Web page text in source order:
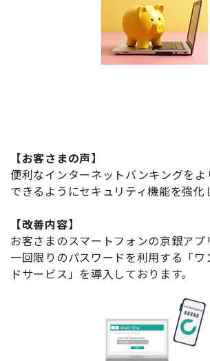
【お客さまの声】
便利なインターネットバンキングを
できるようにセキュリティ機能を強化
【改善内容】
お客さまのスマートフォンの京銀アプ
一回限りのパスワードを利用する「ワ
ドサービス」を導入しております。